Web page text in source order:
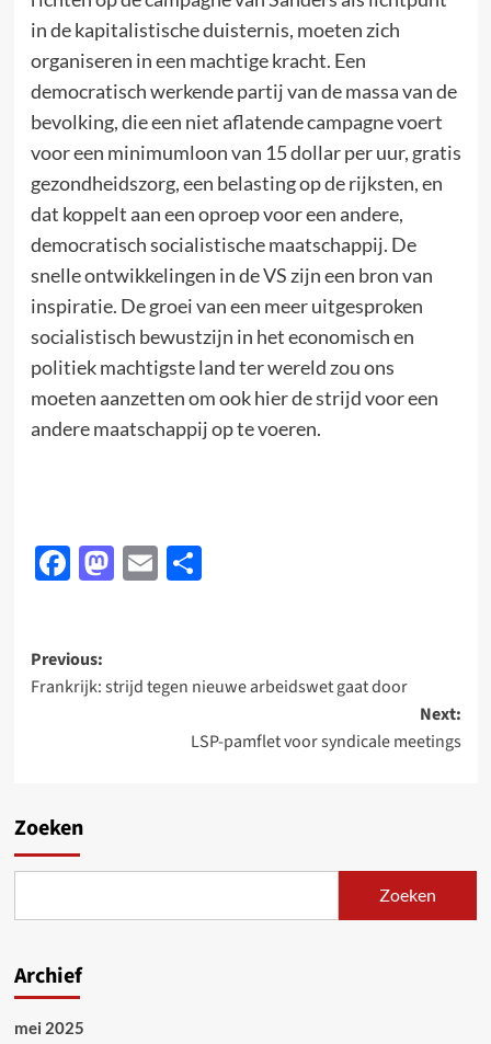
in de kapitalistische duisternis, moeten zich
organiseren in een machtige kracht. Een
democratisch werkende partij van de massa van de
bevolking, die een niet aflatende campagne voert
voor een minimumloon van 15 dollar per uur, gratis
gezondheidszorg, een belasting op de rijksten, en
dat koppelt aan een oproep voor een andere,
democratisch socialistische maatschappij. De
snelle ontwikkelingen in de VS zijn een bron van
inspiratie. De groei van een meer uitgesproken
socialistisch bewustzijn in het economisch en
politiek machtigste land ter wereld zou ons
moeten aanzetten om ook hier de strijd voor een
andere maatschappij op te voeren.
Facebook
Mastodon
EmailDelen
Post
navigation
Previous:
Frankrijk: strijd tegen nieuwe arbeidswet gaat door
Next:
LSP-pamflet voor syndicale meetings
Zoeken
Zoeken
Archief
mei 2025